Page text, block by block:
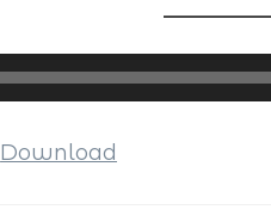
Download